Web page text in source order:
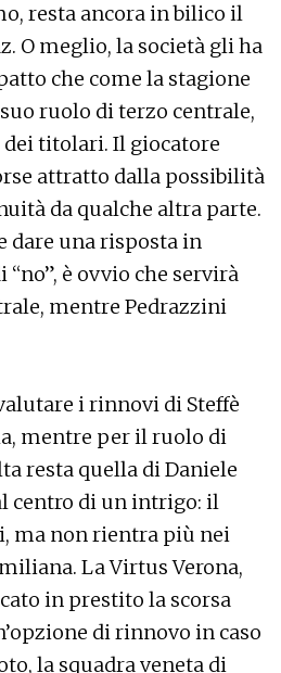
resta ancora in bilico il
O meglio, la società gli ha
che come la stagione
ruolo di terzo centrale,
titolari. Il giocatore
attratto dalla possibilità
da qualche altra parte.
dare una risposta in
“no”, è ovvio che servirà
mentre Pedrazzini
i rinnovi di Steffè
mentre per il ruolo di
resta quella di Daniele
centro di un intrigo: il
ma non rientra più nei
La Virtus Verona,
in prestito la scorsa
di rinnovo in caso
la squadra veneta di